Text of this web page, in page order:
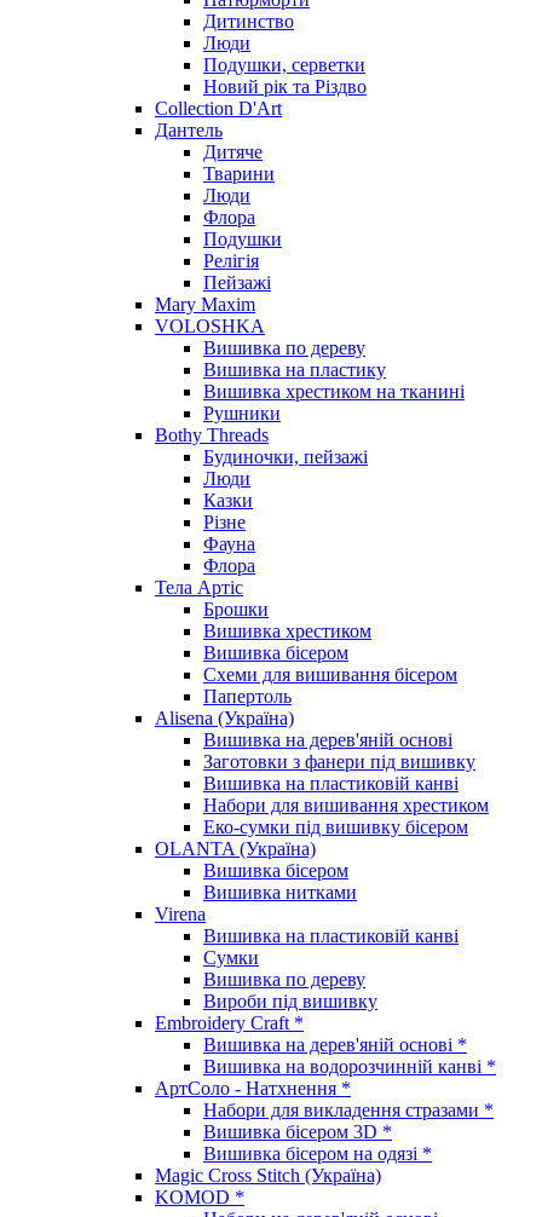
Дитинство
Люди
Подушки, серветки
Новий рік та Різдво
Collection D'Art
Дантель
Дитяче
Тварини
Люди
Флора
Подушки
Релігія
Пейзажі
Mary Maxim
VOLOSHKA
Вишивка по дереву
Вишивка на пластику
Вишивка хрестиком на тканині
Рушники
Bothy Threads
Будиночки, пейзажі
Люди
Казки
Різне
Фауна
Флора
Тела Артіс
Брошки
Вишивка хрестиком
Вишивка бісером
Схеми для вишивання бісером
Папертоль
Alisena (Україна)
Вишивка на дерев'яній основі
Заготовки з фанери під вишивку
Вишивка на пластиковій канві
Набори для вишивання хрестиком
Еко-сумки під вишивку бісером
OLANTA (Україна)
Вишивка бісером
Вишивка нитками
Virena
Вишивка на пластиковій канві
Сумки
Вишивка по дереву
Вироби під вишивку
Embroidery Craft *
Вишивка на дерев'яній основі *
Вишивка на водорозчинній канві *
АртСоло - Натхнення *
Набори для викладення стразами *
Вишивка бісером 3D *
Вишивка бісером на одязі *
Magic Cross Stitch (Україна)
KOMOD *